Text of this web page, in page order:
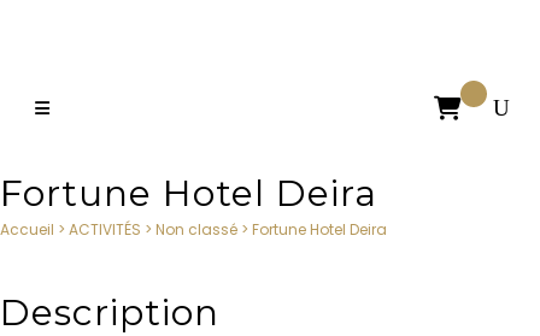

Fortune Hotel Deira
Accueil > ACTIVITÉS > Non classé > Fortune Hotel Deira
Description